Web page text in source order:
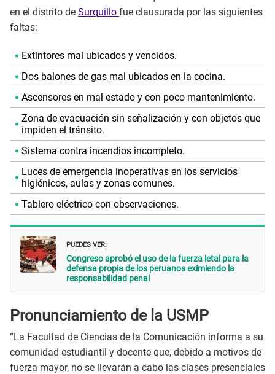
en el distrito de Surquillo fue clausurada por las siguientes
faltas:
Extintores mal ubicados y vencidos.
Dos balones de gas mal ubicados en la cocina.
Ascensores en mal estado y con poco mantenimiento.
Zona de evacuación sin señalización y con objetos que
impiden el tránsito.
Sistema contra incendios incompleto.
Luces de emergencia inoperativas en los servicios
higiénicos, aulas y zonas comunes.
Tablero eléctrico con observaciones.
PUEDES VER:
Congreso aprobó el uso de la fuerza letal para la
defensa propia de los peruanos eximiendo la
responsabilidad penal
Pronunciamiento de la USMP
“La Facultad de Ciencias de la Comunicación informa a su
comunidad estudiantil y docente que, debido a motivos de
fuerza mayor, no se llevarán a cabo las clases presenciales